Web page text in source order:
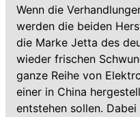
Wenn die
werden die beiden
die Marke Jetta des
wieder frischen
ganze Reihe von
einer in China
entstehen sollen.